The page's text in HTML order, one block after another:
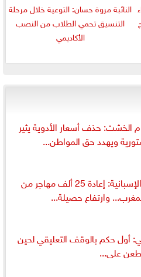
النائبة مروة حسان: التوعية خلال مرحلة
التنسيق تحمي الطلاب من النصب
الأكاديمي
الخشت: حذف أسعار الأدوية يثير
ويهدد حق المواطن...
”الداخلية” الإسبانية: إعادة 25 ألف مهاجر من
وارتفاع حصيلة...
أول حكم بالوقف التعليقي لحين
على...